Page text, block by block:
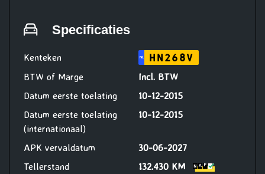
(reparatie en onderhoud
werkzaamheden uit te voeren bij
Specificaties
Kenteken NL
HN268V
BTW of Marge
Incl. BTW
Datum eerste toelating
10-12-2015
Datum eerste toelating
(internationaal)
10-12-2015
APK vervaldatum
30-06-2027
Tellerstand
132.430 KM